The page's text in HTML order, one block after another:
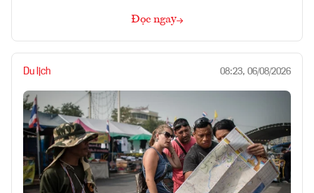
Đọc ngay
Du lịch 08:23, 06/08/2026